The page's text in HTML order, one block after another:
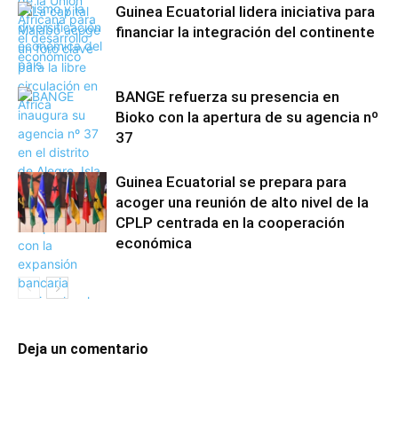
Guinea Ecuatorial lidera iniciativa para
financiar la integración del continente
BANGE refuerza su presencia en
Bioko con la apertura de su agencia nº
37
Guinea Ecuatorial se prepara para
acoger una reunión de alto nivel de la
CPLP centrada en la cooperación
económica
Deja un comentario